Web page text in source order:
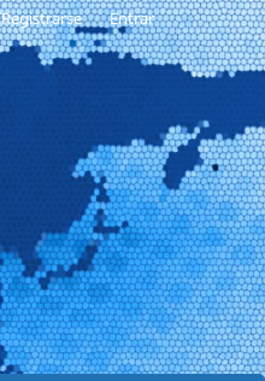
Registrarse Entrar